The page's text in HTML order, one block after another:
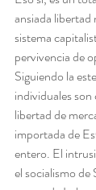
ansiada libertad
sistema
pervivencia de
Siguiendo la
individuales son
libertad de
importada de
entero. El
el socialismo de